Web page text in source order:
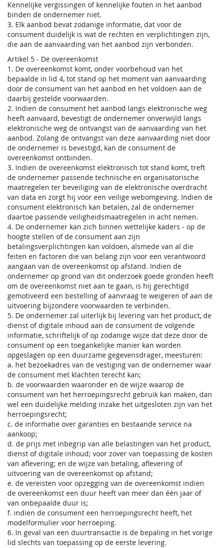
Kennelijke vergissingen of kennelijke fouten in het aanbod
binden de ondernemer niet.
3. Elk aanbod bevat zodanige informatie, dat voor de
consument duidelijk is wat de rechten en verplichtingen zijn,
die aan de aanvaarding van het aanbod zijn verbonden.
Artikel 5 - De overeenkomst
1. De overeenkomst komt, onder voorbehoud van het
bepaalde in lid 4, tot stand op het moment van aanvaarding
door de consument van het aanbod en het voldoen aan de
daarbij gestelde voorwaarden.
2. Indien de consument het aanbod langs elektronische weg
heeft aanvaard, bevestigt de ondernemer onverwijld langs
elektronische weg de ontvangst van de aanvaarding van het
aanbod. Zolang de ontvangst van deze aanvaarding niet door
de ondernemer is bevestigd, kan de consument de
overeenkomst ontbinden.
3. Indien de overeenkomst elektronisch tot stand komt, treft
de ondernemer passende technische en organisatorische
maatregelen ter beveiliging van de elektronische overdracht
van data en zorgt hij voor een veilige webomgeving. Indien de
consument elektronisch kan betalen, zal de ondernemer
daartoe passende veiligheidsmaatregelen in acht nemen.
4. De ondernemer kan zich binnen wettelijke kaders - op de
hoogte stellen of de consument aan zijn
betalingsverplichtingen kan voldoen, alsmede van al die
feiten en factoren die van belang zijn voor een verantwoord
aangaan van de overeenkomst op afstand. Indien de
ondernemer op grond van dit onderzoek goede gronden heeft
om de overeenkomst niet aan te gaan, is hij gerechtigd
gemotiveerd een bestelling of aanvraag te weigeren of aan de
uitvoering bijzondere voorwaarden te verbinden.
5. De ondernemer zal uiterlijk bij levering van het product, de
dienst of digitale inhoud aan de consument de volgende
informatie, schriftelijk of op zodanige wijze dat deze door de
consument op een toegankelijke manier kan worden
opgeslagen op een duurzame gegevensdrager, meesturen:
a. het bezoekadres van de vestiging van de ondernemer waar
de consument met klachten terecht kan;
b. de voorwaarden waaronder en de wijze waarop de
consument van het herroepingsrecht gebruik kan maken, dan
wel een duidelijke melding inzake het uitgesloten zijn van het
herroepingsrecht;
c. de informatie over garanties en bestaande service na
aankoop;
d. de prijs met inbegrip van alle belastingen van het product,
dienst of digitale inhoud; voor zover van toepassing de kosten
van aflevering; en de wijze van betaling, aflevering of
uitvoering van de overeenkomst op afstand;
e. de vereisten voor opzegging van de overeenkomst indien
de overeenkomst een duur heeft van meer dan één jaar of
van onbepaalde duur is;
f. indien de consument een herroepingsrecht heeft, het
modelformulier voor herroeping.
6. In geval van een duurtransactie is de bepaling in het vorige
lid slechts van toepassing op de eerste levering.